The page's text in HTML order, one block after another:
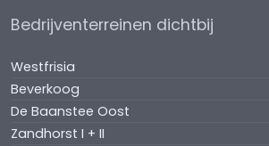
Bedrijventerreinen dichtbij
Westfrisia
Beverkoog
De Baanstee Oost
Zandhorst I + II